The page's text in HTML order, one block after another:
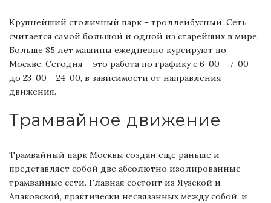
Крупнейший столичный парк – троллейбусный. Сеть
считается самой большой и одной из старейших в мире.
Больше 85 лет машины ежедневно курсируют по
Москве. Сегодня – это работа по графику с 6-00 – 7-00
до 23-00 – 24-00, в зависимости от направления
движения.
Трамвайное движение
Трамвайный парк Москвы создан еще раньше и
представляет собой две абсолютно изолированные
трамвайные сети. Главная состоит из Яузской и
Апаковской, практически несвязанных между собой, и